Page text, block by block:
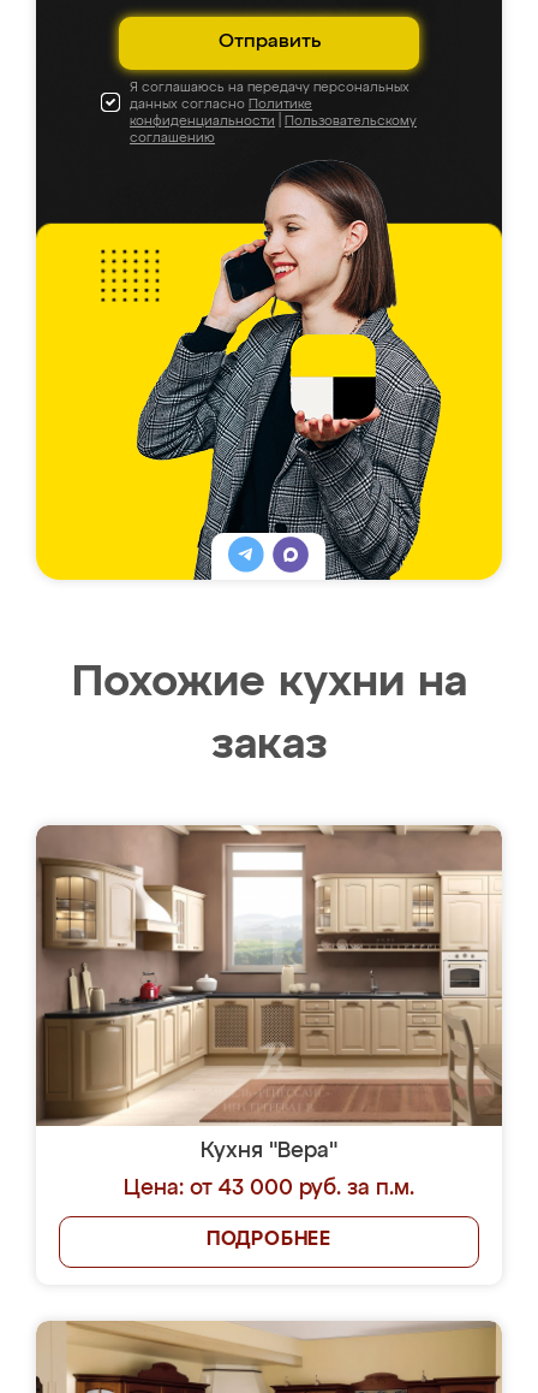
Отправить
Я соглашаюсь на передачу персональных
данных согласно Политике
конфиденциальности
Пользовательскому
соглашению
Похожие кухни на
заказ
Кухня "Вера"
Цена: от 43 000 руб. за п.м.
ПОДРОБНЕЕ